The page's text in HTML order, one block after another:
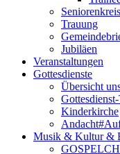
Seniorenkreis
Trauung
Jubiläen
Veranstaltungen
Gottesdienste
Übersicht
Kinderkirche
Musik & Kultur &